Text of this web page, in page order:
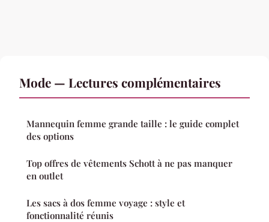
Mode — Lectures complémentaires
Mannequin femme grande taille : le guide complet
des options
Top offres de vêtements Schott à ne pas manquer
en outlet
Les sacs à dos femme voyage : style et
fonctionnalité réunis